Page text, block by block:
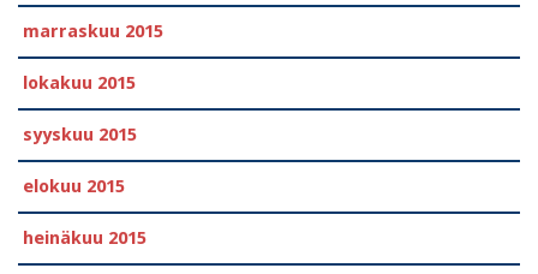
marraskuu 2015
lokakuu 2015
syyskuu 2015
elokuu 2015
heinäkuu 2015